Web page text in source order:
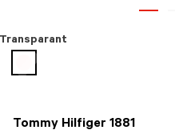
Tommy Hilfiger 1881
Transparant
geselecteerd